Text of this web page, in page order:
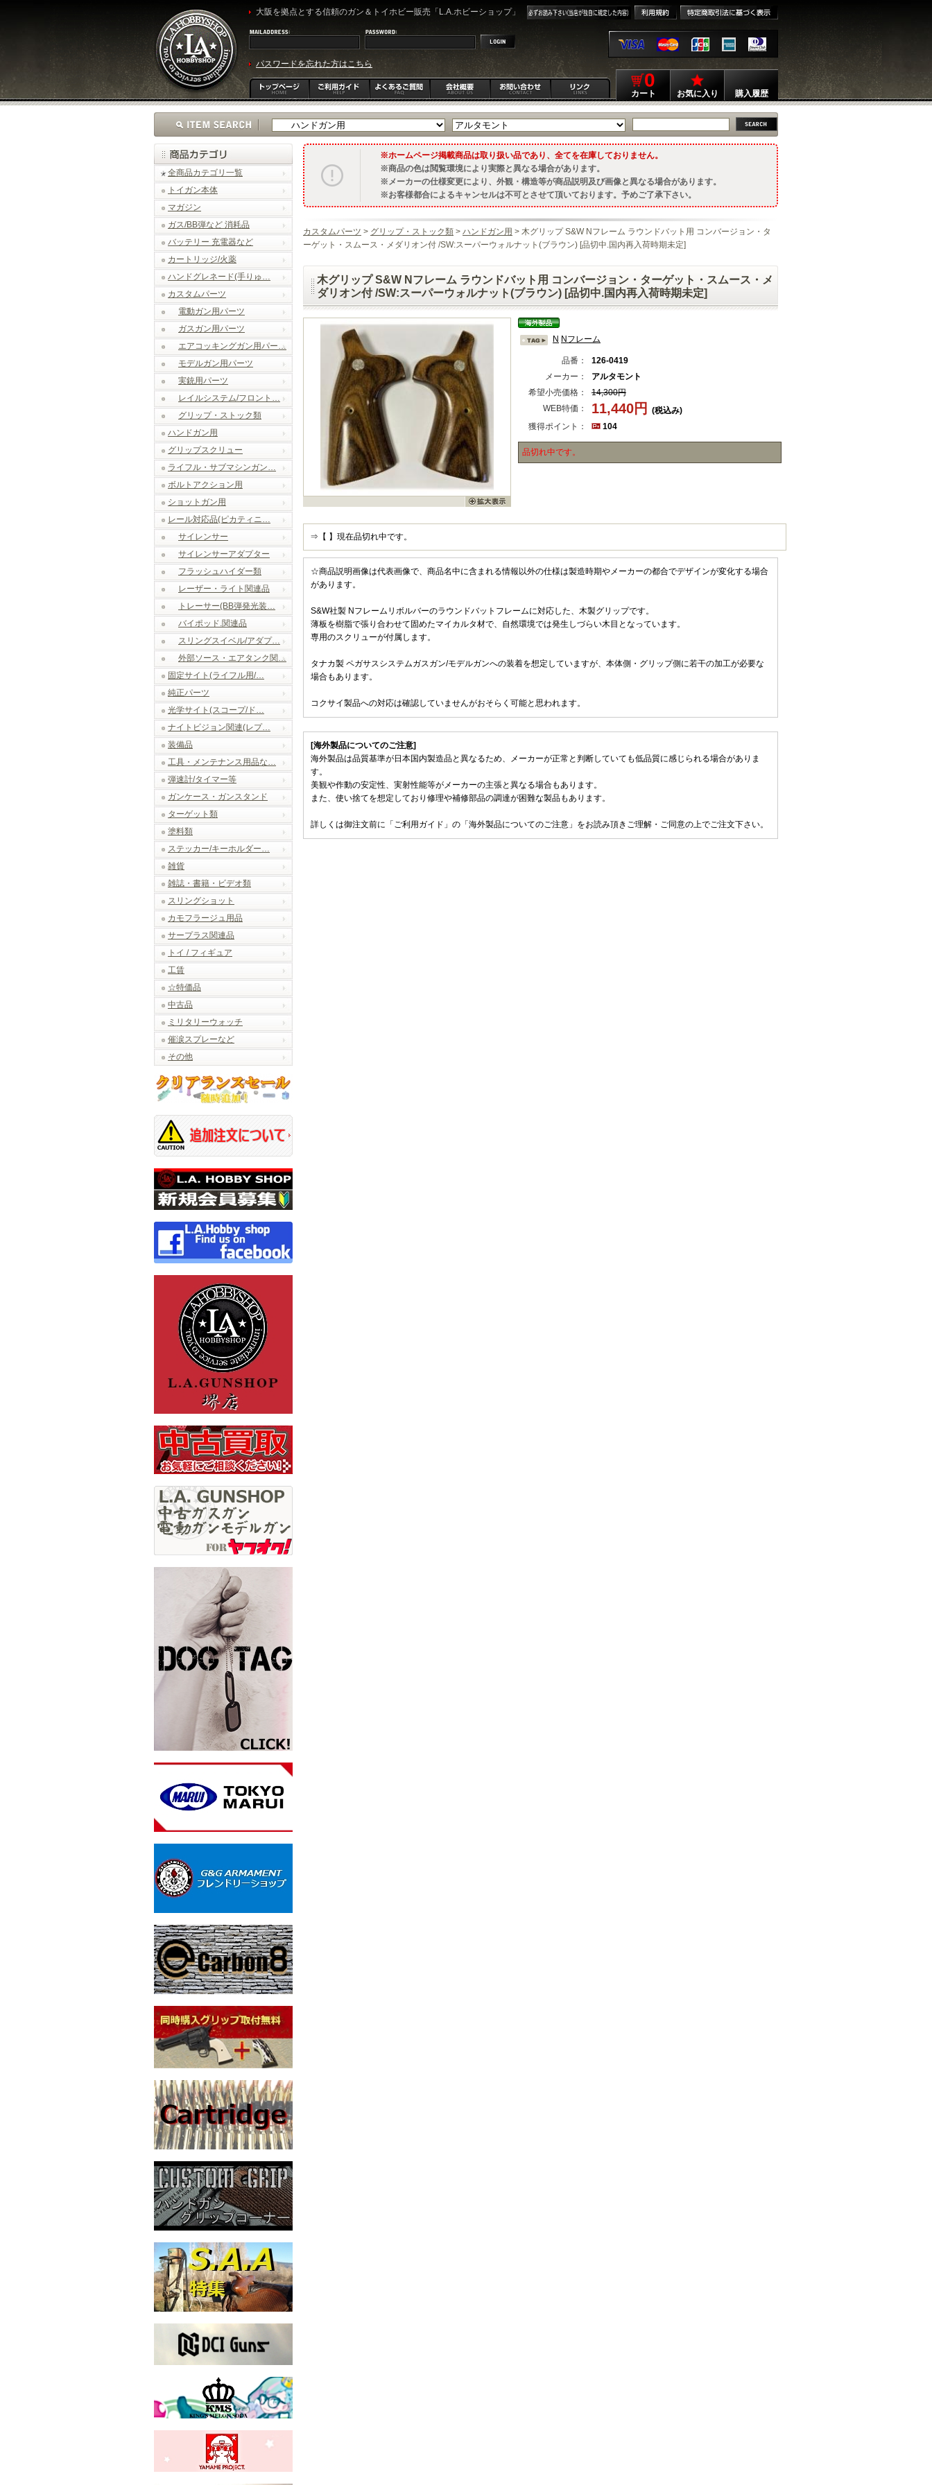
大阪を拠点とする信頼のガン＆トイホビー販売「L.A.ホビーショップ」
パスワードを忘れた方はこちら
0
カート お気に入り 購入履歴
全商品カテゴリ一覧
トイガン本体
マガジン
ガス/BB弾など 消耗品
バッテリー 充電器など
カートリッジ/火薬
ハンドグレネード(手りゅ…
カスタムパーツ
電動ガン用パーツ
ガスガン用パーツ
エアコッキングガン用パー…
モデルガン用パーツ
実銃用パーツ
レイルシステム/フロント…
グリップ・ストック類
ハンドガン用
グリップスクリュー
ライフル・サブマシンガン…
ボルトアクション用
ショットガン用
レール対応品(ピカティニ…
サイレンサー
サイレンサーアダプター
フラッシュハイダー類
レーザー・ライト関連品
トレーサー(BB弾発光装…
バイポッド.関連品
スリングスイベル/アダプ…
外部ソース・エアタンク関…
固定サイト(ライフル用/…
純正パーツ
光学サイト(スコープ/ド…
ナイトビジョン関連(レプ…
装備品
工具・メンテナンス用品な…
弾速計/タイマー等
ガンケース・ガンスタンド
ターゲット類
塗料類
ステッカー/キーホルダー…
雑貨
雑誌・書籍・ビデオ類
スリングショット
カモフラージュ用品
サープラス関連品
トイ / フィギュア
工賃
☆特価品
中古品
ミリタリーウォッチ
催涙スプレーなど
その他
ホームページ掲載商品は取り扱い品であり、全てを在庫しておりません。
商品の色は閲覧環境により実際と異なる場合があります。
メーカーの仕様変更により、外観・構造等が商品説明及び画像と異なる場合があります。
お客様都合によるキャンセルは不可とさせて頂いております。予めご了承下さい。
カスタムパーツ > グリップ・ストック類 > ハンドガン用 > 木グリップ S&W Nフレーム ラウンドバット用 コンバージョン・タ
ーゲット・スムース・メダリオン付 /SW:スーパーウォルナット(ブラウン) [品切中.国内再入荷時期未定]
木グリップ S&W Nフレーム ラウンドバット用 コンバージョン・ターゲット・スムース・メ
ダリオン付 /SW:スーパーウォルナット(ブラウン) [品切中.国内再入荷時期未定]
N Nフレーム
品番：
126-0419
メーカー：
アルタモント
希望小売価格：
14,300円
WEB特価：
11,440円
(税込み)
獲得ポイント：
104
品切れ中です。
⇒【 】現在品切れ中です。
☆商品説明画像は代表画像で、商品名中に含まれる情報以外の仕様は製造時期やメーカーの都合でデザインが変化する場合
があります。
S&W社製 Nフレームリボルバーのラウンドバットフレームに対応した、木製グリップです。
薄板を樹脂で張り合わせて固めたマイカルタ材で、自然環境では発生しづらい木目となっています。
専用のスクリューが付属します。
タナカ製 ペガサスシステムガスガン/モデルガンへの装着を想定していますが、本体側・グリップ側に若干の加工が必要な
場合もあります。
コクサイ製品への対応は確認していませんがおそらく可能と思われます。
[海外製品についてのご注意]
海外製品は品質基準が日本国内製造品と異なるため、メーカーが正常と判断していても低品質に感じられる場合がありま
す。
美観や作動の安定性、実射性能等がメーカーの主張と異なる場合もあります。
また、使い捨てを想定しており修理や補修部品の調達が困難な製品もあります。
詳しくは御注文前に「ご利用ガイド」の「海外製品についてのご注意」をお読み頂きご理解・ご同意の上でご注文下さい。